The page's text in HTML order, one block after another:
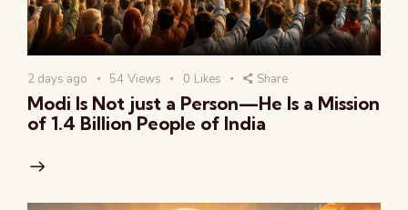
2 days ago 54 Views 0 Likes Share
Modi Is Not just a Person—He Is a Mission
of 1.4 Billion People of India